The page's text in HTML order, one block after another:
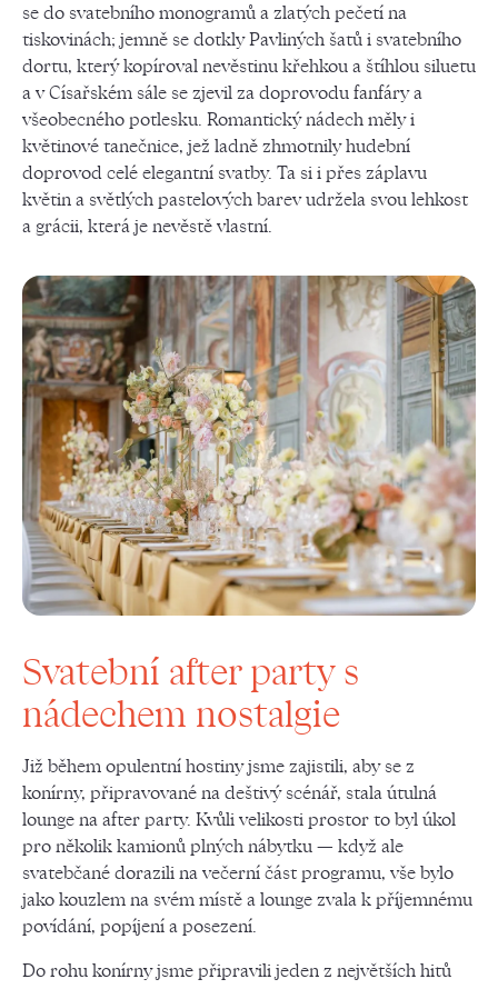
se do svatebního monogramů a zlatých pečetí na
tiskovinách; jemně se dotkly Pavliných šatů i svatebního
dortu, který kopíroval nevěstinu křehkou a štíhlou siluetu
a v Císařském sále se zjevil za doprovodu fanfáry a
všeobecného potlesku. Romantický nádech měly i
květinové tanečnice, jež ladně zhmotnily hudební
doprovod celé elegantní svatby. Ta si i přes záplavu
květin a světlých pastelových barev udržela svou lehkost
a grácii, která je nevěstě vlastní.
Svatební after party s
nádechem nostalgie
Již během opulentní hostiny jsme zajistili, aby se z
konírny, připravované na deštivý scénář, stala útulná
lounge na after party. Kvůli velikosti prostor to byl úkol
pro několik kamionů plných nábytku — když ale
svatebčané dorazili na večerní část programu, vše bylo
jako kouzlem na svém místě a lounge zvala k příjemnému
povídání, popíjení a posezení.
Do rohu konírny jsme připravili jeden z největších hitů